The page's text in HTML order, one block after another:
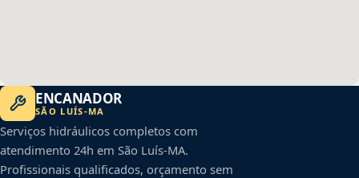
ENCANADOR
SÃO LUÍS-MA
Serviços hidráulicos completos com
atendimento 24h em São Luís-MA.
Profissionais qualificados, orçamento sem